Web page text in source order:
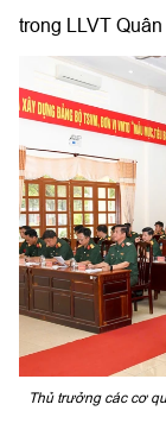
trong LLVT Quân
Thủ trưởng các cơ